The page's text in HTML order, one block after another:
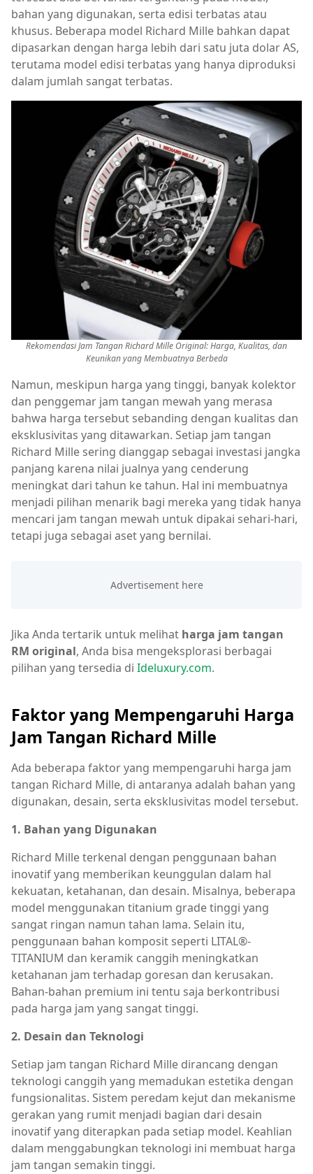
bahan yang digunakan, serta edisi terbatas atau
khusus. Beberapa model Richard Mille bahkan dapat
dipasarkan dengan harga lebih dari satu juta dolar AS,
terutama model edisi terbatas yang hanya diproduksi
dalam jumlah sangat terbatas.
Rekomendasi Jam Tangan Richard Mille Original: Harga, Kualitas, dan
Keunikan yang Membuatnya Berbeda
Namun, meskipun harga yang tinggi, banyak kolektor
dan penggemar jam tangan mewah yang merasa
bahwa harga tersebut sebanding dengan kualitas dan
eksklusivitas yang ditawarkan. Setiap jam tangan
Richard Mille sering dianggap sebagai investasi jangka
panjang karena nilai jualnya yang cenderung
meningkat dari tahun ke tahun. Hal ini membuatnya
menjadi pilihan menarik bagi mereka yang tidak hanya
mencari jam tangan mewah untuk dipakai sehari-hari,
tetapi juga sebagai aset yang bernilai.
Jika Anda tertarik untuk melihat harga jam tangan
RM original, Anda bisa mengeksplorasi berbagai
pilihan yang tersedia di Ideluxury.com.
Faktor yang Mempengaruhi Harga
Jam Tangan Richard Mille
Ada beberapa faktor yang mempengaruhi harga jam
tangan Richard Mille, di antaranya adalah bahan yang
digunakan, desain, serta eksklusivitas model tersebut.
1. Bahan yang Digunakan
Richard Mille terkenal dengan penggunaan bahan
inovatif yang memberikan keunggulan dalam hal
kekuatan, ketahanan, dan desain. Misalnya, beberapa
model menggunakan titanium grade tinggi yang
sangat ringan namun tahan lama. Selain itu,
penggunaan bahan komposit seperti LITAL®-
TITANIUM dan keramik canggih meningkatkan
ketahanan jam terhadap goresan dan kerusakan.
Bahan-bahan premium ini tentu saja berkontribusi
pada harga jam yang sangat tinggi.
2. Desain dan Teknologi
Setiap jam tangan Richard Mille dirancang dengan
teknologi canggih yang memadukan estetika dengan
fungsionalitas. Sistem peredam kejut dan mekanisme
gerakan yang rumit menjadi bagian dari desain
inovatif yang diterapkan pada setiap model. Keahlian
dalam menggabungkan teknologi ini membuat harga
jam tangan semakin tinggi.